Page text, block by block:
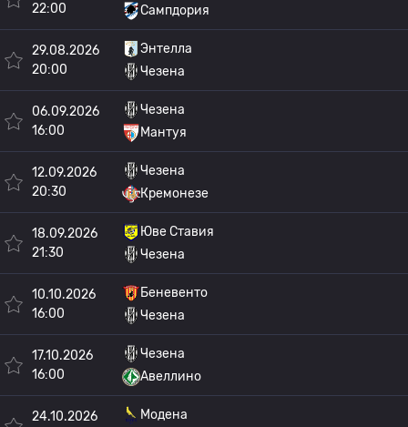
22:00
Сампдория
29.08.2026
20:00
Энтелла
Чезена
06.09.2026
16:00
Чезена
Мантуя
12.09.2026
20:30
Чезена
Кремонезе
18.09.2026
21:30
Юве Ставия
Чезена
10.10.2026
16:00
Беневенто
Чезена
17.10.2026
16:00
Чезена
Авеллино
24.10.2026
Модена